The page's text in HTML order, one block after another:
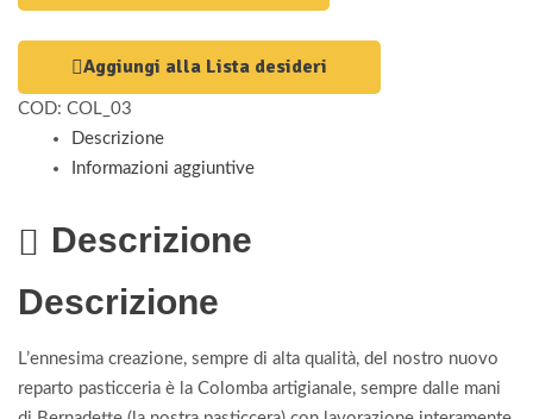
Aggiungi alla Lista desideri
COD: COL_03
Descrizione
Informazioni aggiuntive
Descrizione
Descrizione
L’ennesima creazione, sempre di alta qualità, del nostro nuovo
reparto pasticceria è la Colomba artigianale, sempre dalle mani